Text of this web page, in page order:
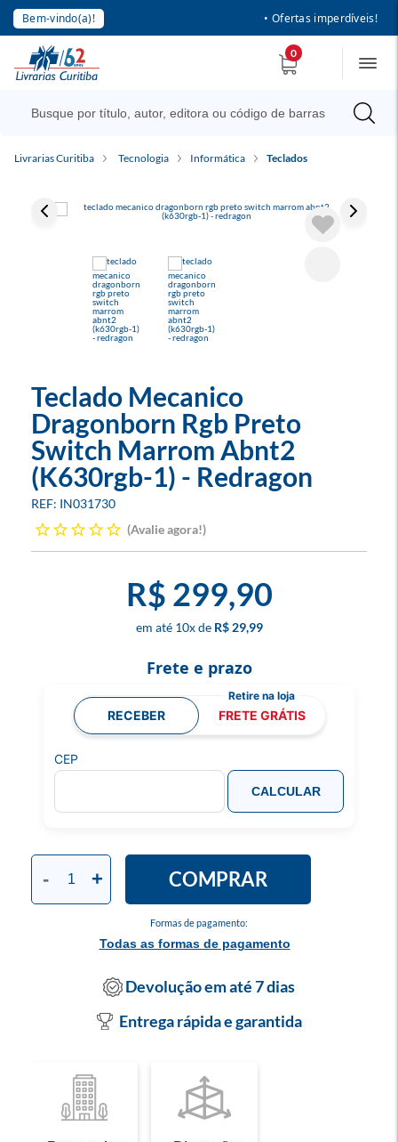
Bem-vindo(a)! • Ofertas imperdíveis!
0
Livrarias Curitiba Tecnologia Informática Teclados
Teclado Mecanico
Dragonborn Rgb Preto
Switch Marrom Abnt2
(K630rgb-1) - Redragon
IN031730
Avalie agora!
R$ 299,90
10x R$ 29,99
Formas de pagamento:
Todas as formas de pagamento
- + COMPRAR
Frete e prazo
RECEBER FRETE GRÁTIS
CEP
CALCULAR
Devolução em até 7 dias
Entrega rápida e garantida